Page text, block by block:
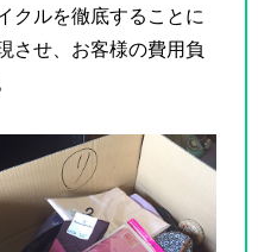
クルを徹底することに
させ、お客様の費用負